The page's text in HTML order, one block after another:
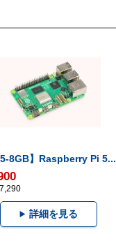
8GB】Raspberry Pi 5...
詳細を見る